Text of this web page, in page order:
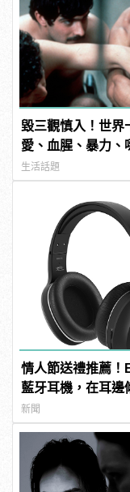
毀三觀慎入！世界
愛、血腥、暴力、
生活話題
情人節送禮推薦
藍牙耳機，在耳邊
新聞